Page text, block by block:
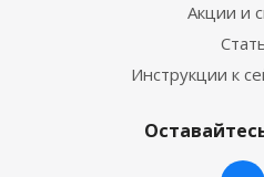
Акции и
Инструкции к